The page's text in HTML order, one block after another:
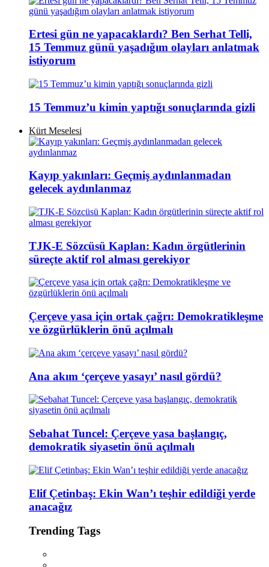
Ertesi gün ne yapacaklardı? Ben Serhat Telli,
15 Temmuz günü yaşadığım olayları anlatmak
istiyorum
15 Temmuz’u kimin yaptığı sonuçlarında gizli
Kürt Meselesi
Kayıp yakınları: Geçmiş aydınlanmadan
gelecek aydınlanmaz
TJK-E Sözcüsü Kaplan: Kadın örgütlerinin
süreçte aktif rol alması gerekiyor
Çerçeve yasa için ortak çağrı: Demokratikleşme
ve özgürlüklerin önü açılmalı
Ana akım ‘çerçeve yasayı’ nasıl gördü?
Sebahat Tuncel: Çerçeve yasa başlangıç,
demokratik siyasetin önü açılmalı
Elif Çetinbaş: Ekin Wan’ı teşhir edildiği yerde
anacağız
Trending Tags